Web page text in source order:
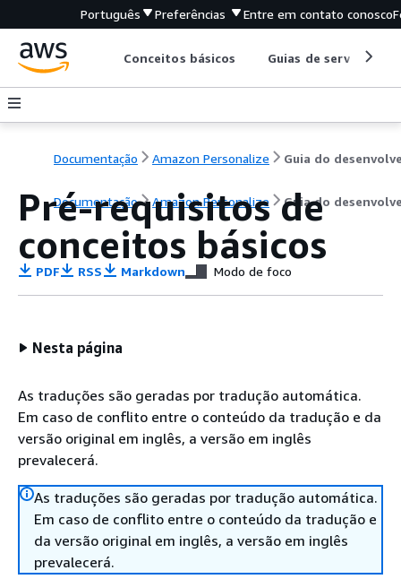
Português Preferências Entre em contato conosco
Conceitos básicos Guias de serviço
Documentação Amazon Personalize
Documentação Amazon Personalize Guia do
Pré-requisitos de
conceitos básicos
PDF RSS Markdown Modo de foco
Nesta página
As traduções são geradas por tradução automática.
Em caso de conflito entre o conteúdo da tradução e da
versão original em inglês, a versão em inglês
prevalecerá.
As traduções são geradas por tradução automática.
Em caso de conflito entre o conteúdo da tradução e
da versão original em inglês, a versão em inglês
prevalecerá.